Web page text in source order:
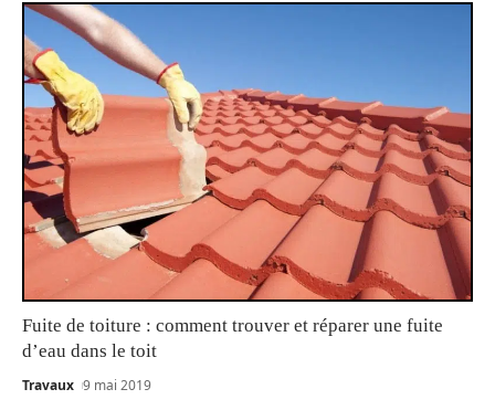
Fuite de toiture : comment trouver et réparer une fuite
d’eau dans le toit
Travaux 9 mai 2019